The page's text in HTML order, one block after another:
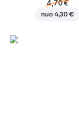
4,70 €
nuo 4,30 €